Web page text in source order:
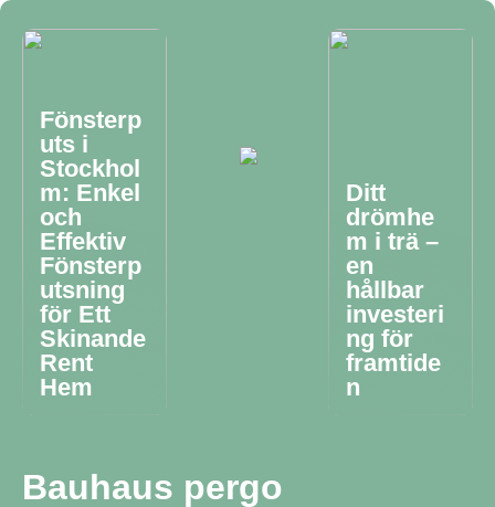
Fönsterp
uts i
Stockhol
m: Enkel
och
Effektiv
Fönsterp
utsning
för Ett
Skinande
Rent
Hem
Ditt
drömhe
m i trä –
en
hållbar
investeri
ng för
framtide
n
Bauhaus pergo